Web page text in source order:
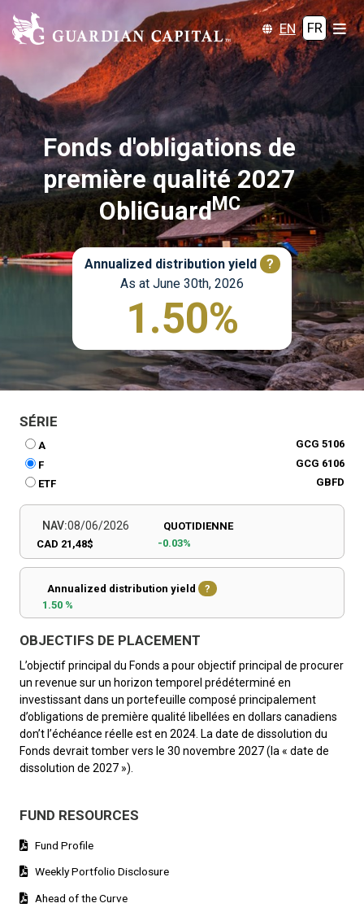
EN FR
Fonds d'obligations de
première qualité 2027
ObliGuardMC
Annualized distribution yield
?
As at June 30th, 2026
1.50%
SÉRIE
A
GCG 5106
F
GCG 6106
ETF
GBFD
NAV:08/06/2026
CAD 21,48$
QUOTIDIENNE
-0.03%
Annualized distribution yield
?
1.50 %
OBJECTIFS DE PLACEMENT
L’objectif principal du Fonds a pour objectif principal de procurer
un revenue sur un horizon temporel prédéterminé en
investissant dans un portefeuille composé principalement
d’obligations de première qualité libellées en dollars canadiens
don’t l’échéance réelle est en 2024. La date de dissolution du
Fonds devrait tomber vers le 30 novembre 2027 (la « date de
dissolution de 2027 »).
FUND RESOURCES
Fund Profile
Weekly Portfolio Disclosure
Ahead of the Curve